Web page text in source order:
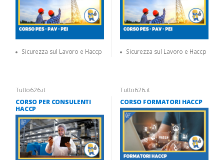
Sicurezza sul Lavoro e Haccp Sicurezza sul Lavoro e Haccp
Tutto626.it
CORSO PER CONSULENTI
HACCP
Tutto626.it
CORSO FORMATORI HACCP